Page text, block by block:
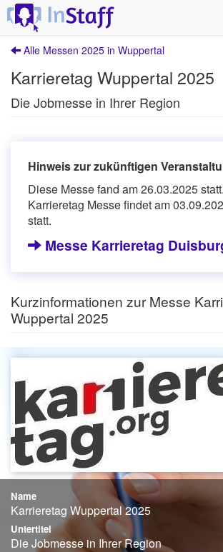
Alle Messen 2025 in Wuppertal
Karrieretag Wuppertal 2025
Die Jobmesse in Ihrer Region
Hinweis zur zukünftigen
Diese Messe fand am 26.03.2025
Karrieretag Messe findet am
statt.
Messe Karrieretag
Kurzinformationen zur Messe
Wuppertal 2025
Name
Karrieretag Wuppertal 2025
Untertitel
Die Jobmesse in Ihrer Region